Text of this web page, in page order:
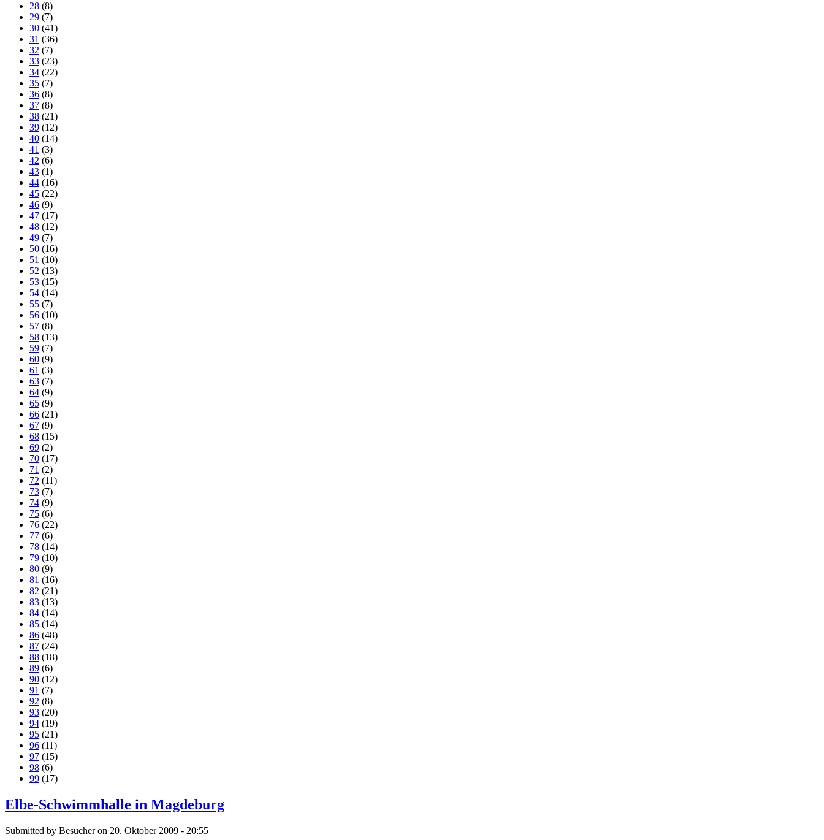
28 (8)
29 (7)
30 (41)
31 (36)
32 (7)
33 (23)
34 (22)
35 (7)
36 (8)
37 (8)
38 (21)
39 (12)
40 (14)
41 (3)
42 (6)
43 (1)
44 (16)
45 (22)
46 (9)
47 (17)
48 (12)
49 (7)
50 (16)
51 (10)
52 (13)
53 (15)
54 (14)
55 (7)
56 (10)
57 (8)
58 (13)
59 (7)
60 (9)
61 (3)
63 (7)
64 (9)
65 (9)
66 (21)
67 (9)
68 (15)
69 (2)
70 (17)
71 (2)
72 (11)
73 (7)
74 (9)
75 (6)
76 (22)
77 (6)
78 (14)
79 (10)
80 (9)
81 (16)
82 (21)
83 (13)
84 (14)
85 (14)
86 (48)
87 (24)
88 (18)
89 (6)
90 (12)
91 (7)
92 (8)
93 (20)
94 (19)
95 (21)
96 (11)
97 (15)
98 (6)
99 (17)
Elbe-Schwimmhalle in Magdeburg
Submitted by Besucher on 20. Oktober 2009 - 20:55